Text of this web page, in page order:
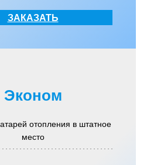
ЗАКАЗАТЬ
Эконом
отопления в штатное
место